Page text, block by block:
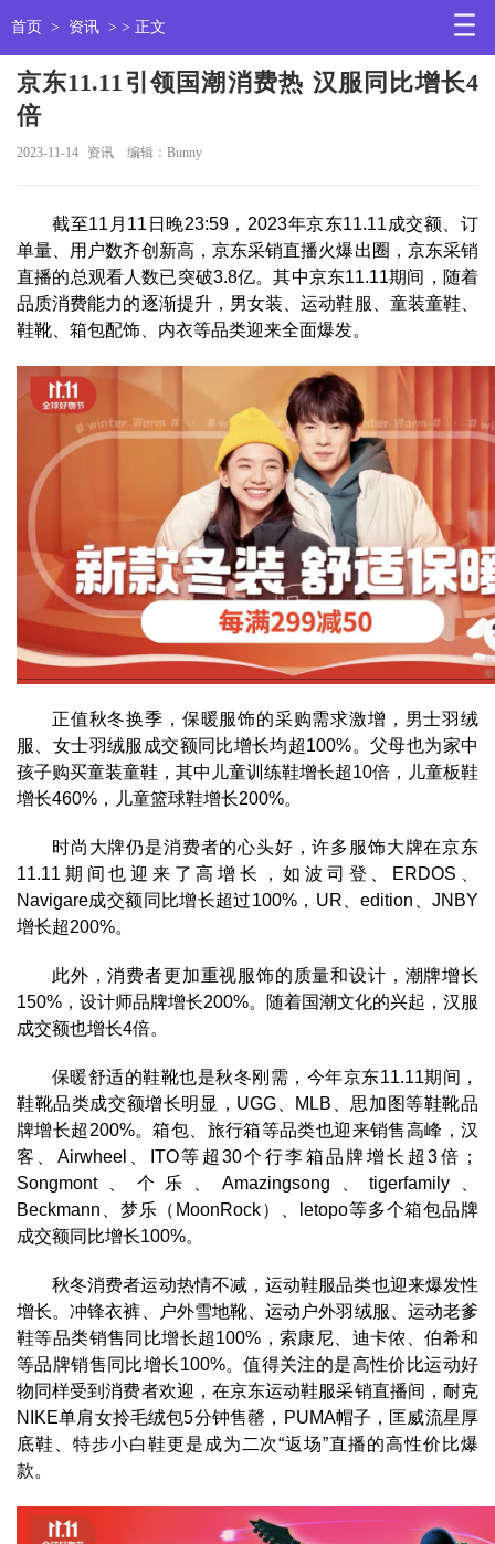
首页 > 资讯 > > 正文
京东11.11引领国潮消费热 汉服同比增长4
倍
2023-11-14 资讯 编辑：Bunny
截至11月11日晚23:59，2023年京东11.11成交额、订
单量、用户数齐创新高，京东采销直播火爆出圈，京东采销
直播的总观看人数已突破3.8亿。其中京东11.11期间，随着
品质消费能力的逐渐提升，男女装、运动鞋服、童装童鞋、
鞋靴、箱包配饰、内衣等品类迎来全面爆发。
正值秋冬换季，保暖服饰的采购需求激增，男士羽绒
服、女士羽绒服成交额同比增长均超100%。父母也为家中
孩子购买童装童鞋，其中儿童训练鞋增长超10倍，儿童板鞋
增长460%，儿童篮球鞋增长200%。
时尚大牌仍是消费者的心头好，许多服饰大牌在京东
11.11期间也迎来了高增长，如波司登、ERDOS、
Navigare成交额同比增长超过100%，UR、edition、JNBY
增长超200%。
此外，消费者更加重视服饰的质量和设计，潮牌增长
150%，设计师品牌增长200%。随着国潮文化的兴起，汉服
成交额也增长4倍。
保暖舒适的鞋靴也是秋冬刚需，今年京东11.11期间，
鞋靴品类成交额增长明显，UGG、MLB、思加图等鞋靴品
牌增长超200%。箱包、旅行箱等品类也迎来销售高峰，汉
客、Airwheel、ITO等超30个行李箱品牌增长超3倍；
Songmont、个乐、Amazingsong、tigerfamily、
Beckmann、梦乐（MoonRock）、letopo等多个箱包品牌
成交额同比增长100%。
秋冬消费者运动热情不减，运动鞋服品类也迎来爆发性
增长。冲锋衣裤、户外雪地靴、运动户外羽绒服、运动老爹
鞋等品类销售同比增长超100%，索康尼、迪卡侬、伯希和
等品牌销售同比增长100%。值得关注的是高性价比运动好
物同样受到消费者欢迎，在京东运动鞋服采销直播间，耐克
NIKE单肩女拎毛绒包5分钟售罄，PUMA帽子，匡威流星厚
底鞋、特步小白鞋更是成为二次“返场”直播的高性价比爆
款。